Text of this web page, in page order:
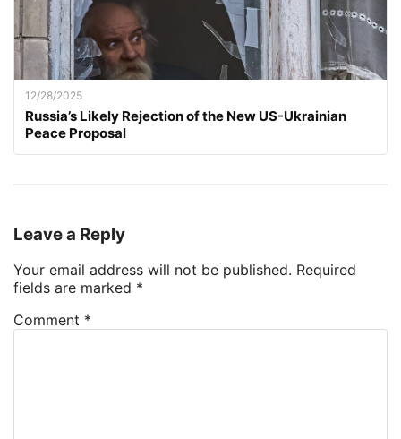
12/28/2025
Russia’s Likely Rejection of the New US-Ukrainian
Peace Proposal
Leave a Reply
Your email address will not be published. Required
fields are marked *
Comment *